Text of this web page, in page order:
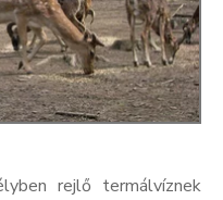
rejlő termálvíznek